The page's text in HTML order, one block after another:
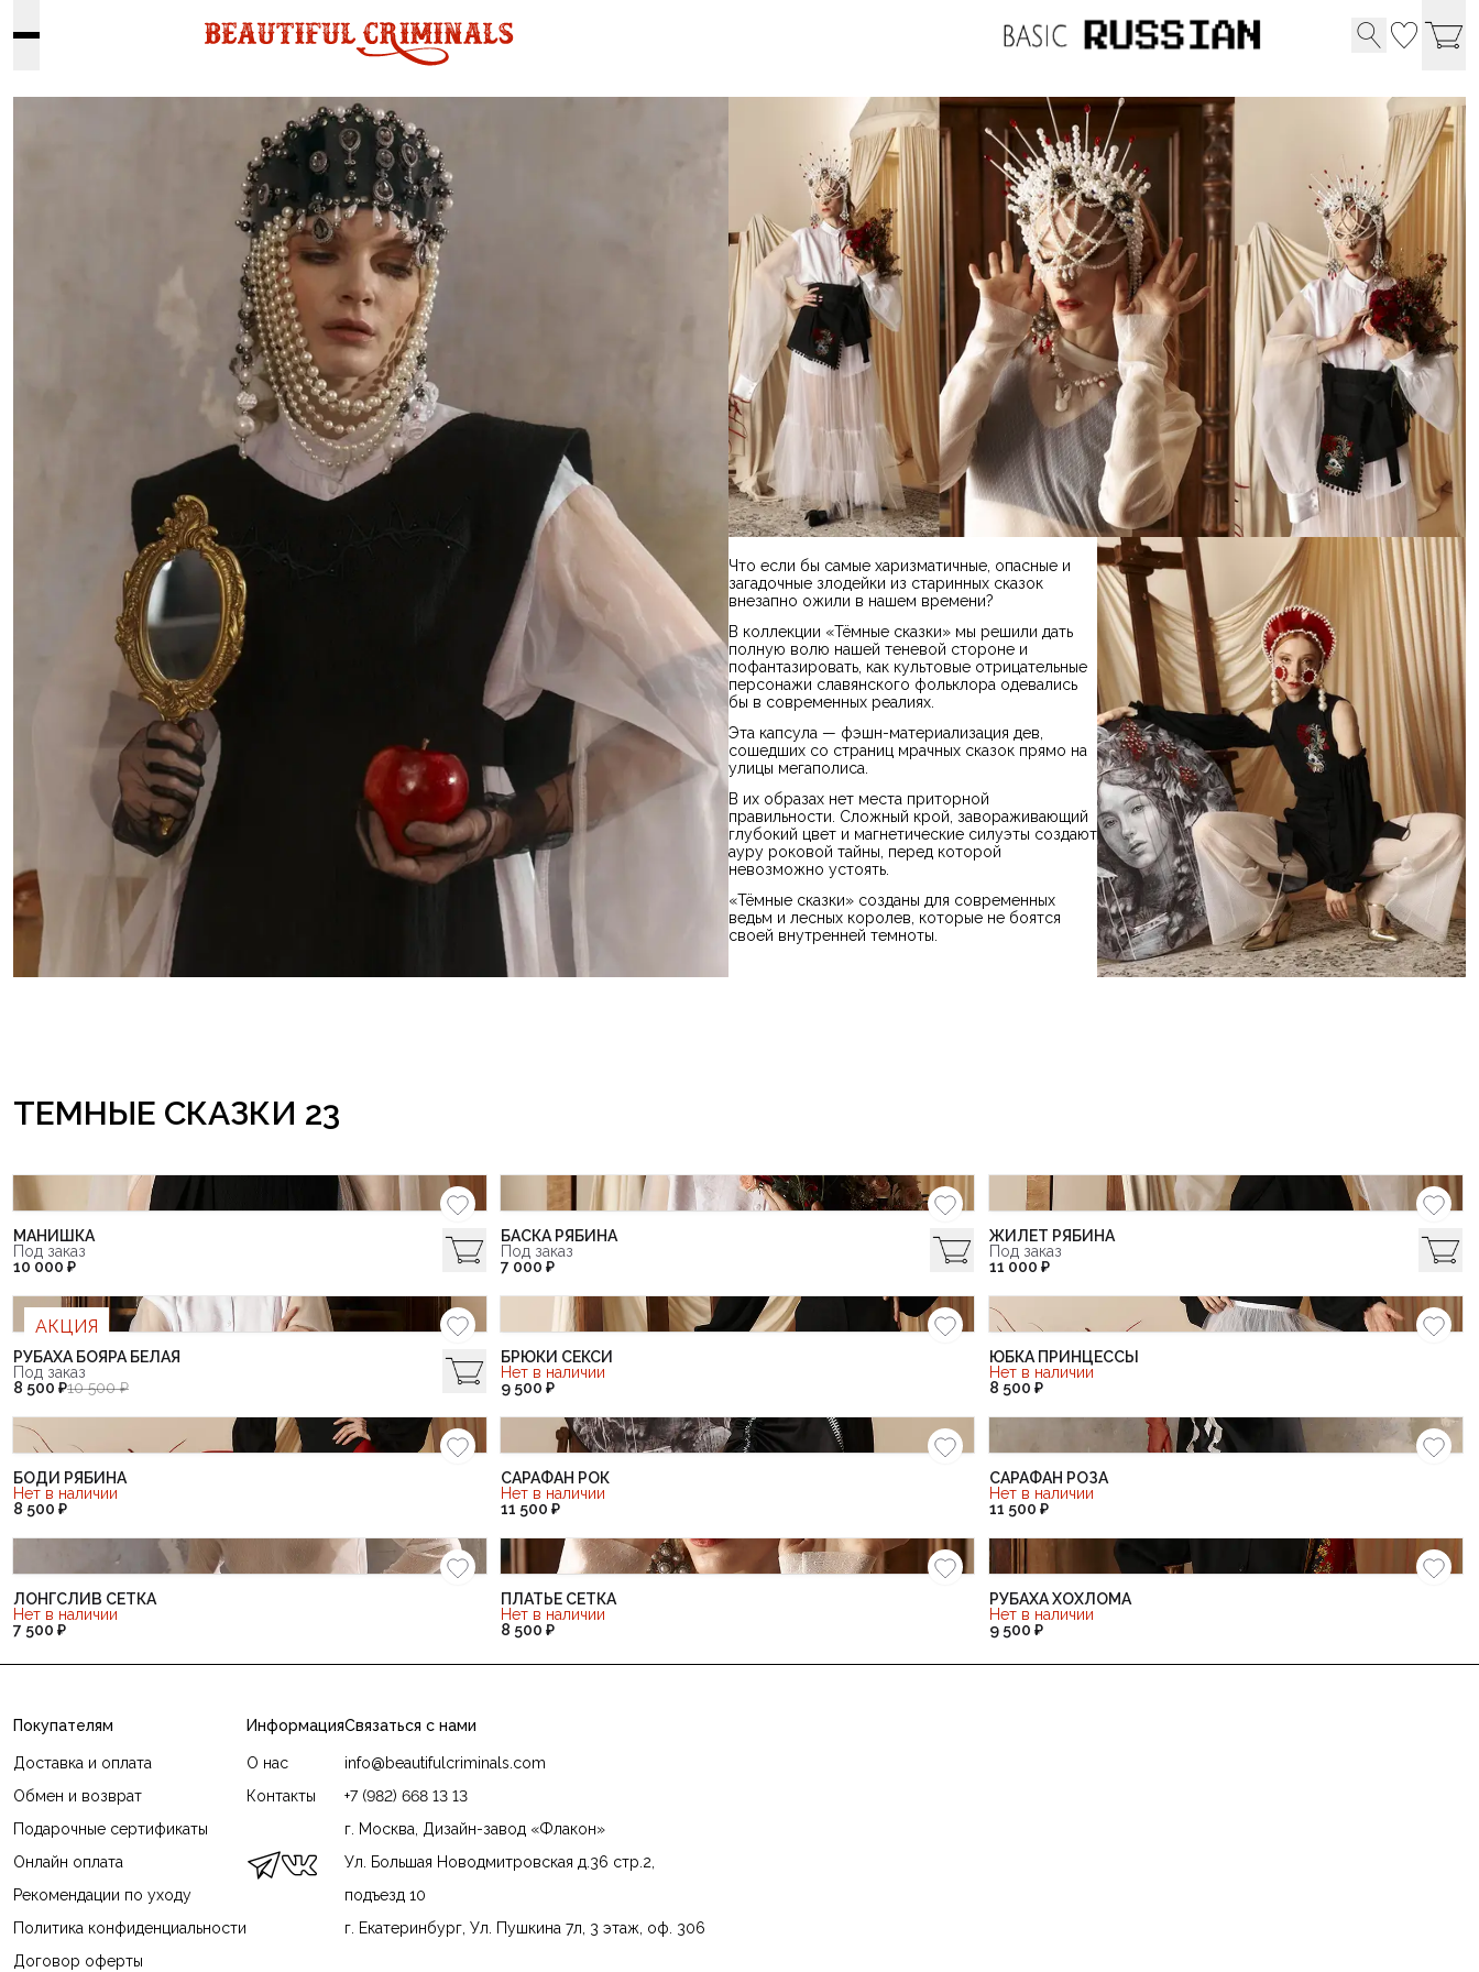
Что если бы самые харизматичные, опасные и
загадочные злодейки из старинных сказок
внезапно ожили в нашем времени?
В коллекции «Тёмные сказки» мы решили дать
полную волю нашей теневой стороне и
пофантазировать, как культовые отрицательные
персонажи славянского фольклора одевались
бы в современных реалиях.
Эта капсула — фэшн-материализация дев,
сошедших со страниц мрачных сказок прямо на
улицы мегаполиса.
В их образах нет места приторной
правильности. Сложный крой, завораживающий
глубокий цвет и магнетические силуэты создают
ауру роковой тайны, перед которой
невозможно устоять.
«Тёмные сказки» созданы для современных
ведьм и лесных королев, которые не боятся
своей внутренней темноты.
ТЕМНЫЕ СКАЗКИ 23
МАНИШКА
Под заказ
10 000 ₽
БАСКА РЯБИНА
Под заказ
7 000 ₽
ЖИЛЕТ РЯБИНА
Под заказ
11 000 ₽
АКЦИЯ
РУБАХА БОЯРА БЕЛАЯ
Под заказ
8 500 ₽10 500 ₽
БРЮКИ СЕКСИ
Нет в наличии
9 500 ₽
ЮБКА ПРИНЦЕССЫ
Нет в наличии
8 500 ₽
БОДИ РЯБИНА
Нет в наличии
8 500 ₽
САРАФАН РОК
Нет в наличии
11 500 ₽
САРАФАН РОЗА
Нет в наличии
11 500 ₽
ЛОНГСЛИВ СЕТКА
Нет в наличии
7 500 ₽
ПЛАТЬЕ СЕТКА
Нет в наличии
8 500 ₽
РУБАХА ХОХЛОМА
Нет в наличии
9 500 ₽
Связаться с нами
info@beautifulcriminals.com
+7 (982) 668 13 13
г. Москва, Дизайн-завод «Флакон»
Ул. Большая Новодмитровская д.36 стр.2,
подъезд 10
г. Екатеринбург, Ул. Пушкина 7л, 3 этаж, оф. 306
Покупателям
Доставка и оплата
Обмен и возврат
Подарочные сертификаты
Онлайн оплата
Рекомендации по уходу
Политика конфиденциальности
Договор оферты
Информация
О нас
Контакты